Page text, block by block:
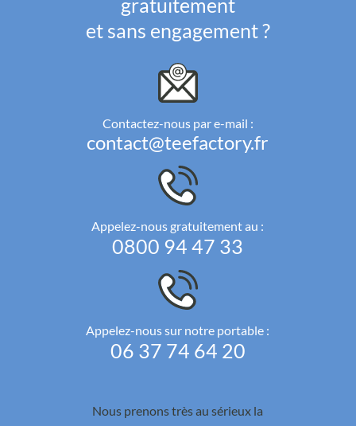
et sans engagement ?
Contactez-nous par e-mail :
contact@teefactory.fr
Appelez-nous gratuitement au :
0800 94 47 33
Appelez-nous sur notre portable :
06 37 74 64 20
Nous prenons très au sérieux la